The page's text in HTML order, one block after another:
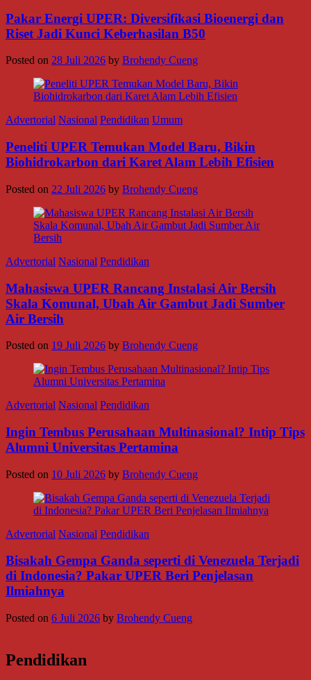
Pakar Energi UPER: Diversifikasi Bioenergi dan
Riset Jadi Kunci Keberhasilan B50
Posted on 28 Juli 2026 by Brohendy Cueng
Advertorial Nasional Pendidikan Umum
Peneliti UPER Temukan Model Baru, Bikin
Biohidrokarbon dari Karet Alam Lebih Efisien
Posted on 22 Juli 2026 by Brohendy Cueng
Advertorial Nasional Pendidikan
Mahasiswa UPER Rancang Instalasi Air Bersih
Skala Komunal, Ubah Air Gambut Jadi Sumber
Air Bersih
Posted on 19 Juli 2026 by Brohendy Cueng
Advertorial Nasional Pendidikan
Ingin Tembus Perusahaan Multinasional? Intip Tips
Alumni Universitas Pertamina
Posted on 10 Juli 2026 by Brohendy Cueng
Advertorial Nasional Pendidikan
Bisakah Gempa Ganda seperti di Venezuela Terjadi
di Indonesia? Pakar UPER Beri Penjelasan
Ilmiahnya
Posted on 6 Juli 2026 by Brohendy Cueng
Pendidikan